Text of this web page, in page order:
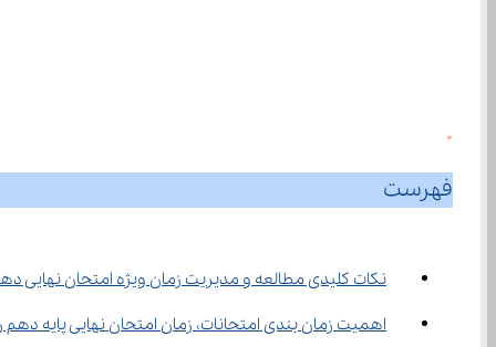
0
فهرست
نکات کلیدی مطالعه و مدیریت زمان ویژه امتحان نهایی دهم
اهمیت زمان بندی امتحانات، زمان امتحان نهایی پایه دهم